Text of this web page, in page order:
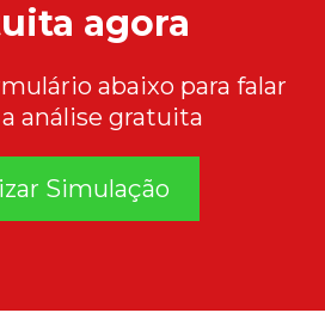
agora
abaixo para falar
análise gratuita
Simulação